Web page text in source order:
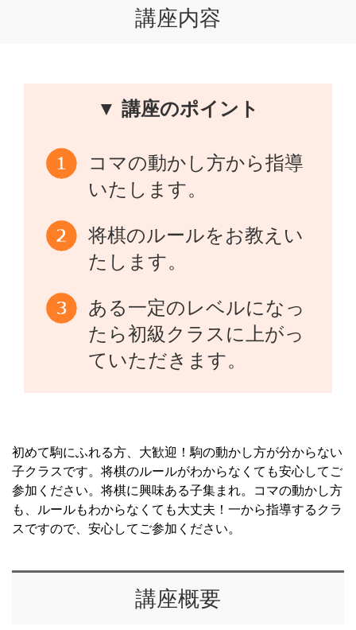
講座内容
▼ 講座のポイント
コマの動かし方から指導
いたします。
将棋のルールをお教えい
たします。
ある一定のレベルになっ
たら初級クラスに上がっ
ていただきます。
初めて駒にふれる方、大歓迎！駒の動かし方が分からない
子クラスです。将棋のルールがわからなくても安心してご
参加ください。将棋に興味ある子集まれ。コマの動かし方
も、ルールもわからなくても大丈夫！一から指導するクラ
スですので、安心してご参加ください。
講座概要